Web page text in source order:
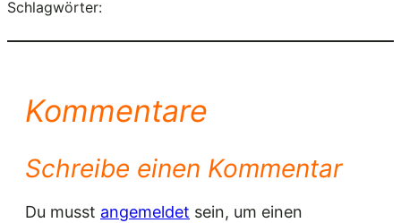
Schlagwörter:
Kommentare
Schreibe einen Kommentar
Du musst angemeldet sein, um einen